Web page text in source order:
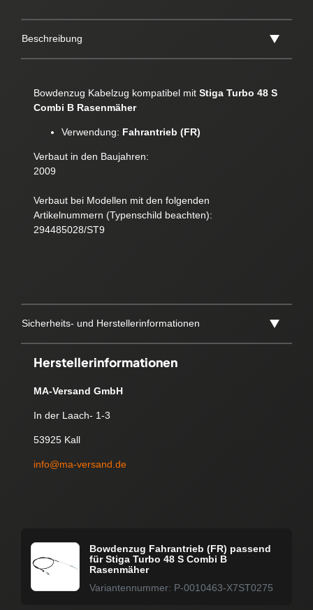
Beschreibung
Bowdenzug Kabelzug kompatibel mit Stiga Turbo 48 S
Combi B Rasenmäher
Verwendung: Fahrantrieb (FR)
Verbaut in den Baujahren:
2009
Verbaut bei Modellen mit den folgenden
Artikelnummern (Typenschild beachten):
294485028/ST9
Sicherheits- und Herstellerinformationen
Herstellerinformationen
MA-Versand GmbH
In der Laach- 1-3
53925 Kall
info@ma-versand.de
Bowdenzug Fahrantrieb (FR) passend
für Stiga Turbo 48 S Combi B
Rasenmäher
Variantennummer: P-0010463-X7ST0275